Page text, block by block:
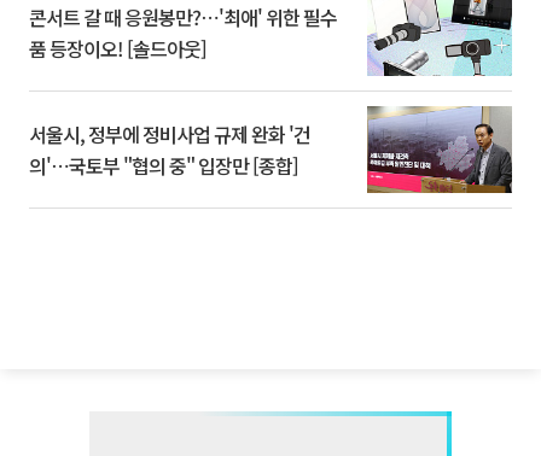
콘서트 갈 때 응원봉만?⋯'최애' 위한 필수
품 등장이오! [솔드아웃]
서울시, 정부에 정비사업 규제 완화 '건
의'⋯국토부 "협의 중" 입장만 [종합]